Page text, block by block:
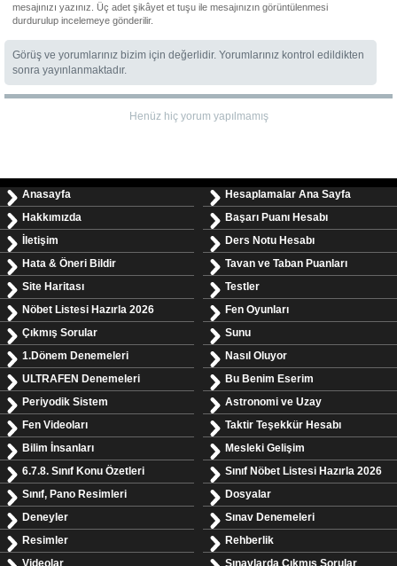
mesajınızı yazınız. Üç adet şikâyet et tuşu ile mesajınızın görüntülenmesi
durdurulup incelemeye gönderilir.
Görüş ve yorumlarınız bizim için değerlidir. Yorumlarınız kontrol edildikten
sonra yayınlanmaktadır.
Henüz hiç yorum yapılmamış
Anasayfa
Hakkımızda
İletişim
Hata & Öneri Bildir
Site Haritası
Nöbet Listesi Hazırla 2026
Çıkmış Sorular
1.Dönem Denemeleri
ULTRAFEN Denemeleri
Periyodik Sistem
Fen Videoları
Bilim İnsanları
6.7.8. Sınıf Konu Özetleri
Sınıf, Pano Resimleri
Deneyler
Resimler
Hesaplamalar Ana Sayfa
Başarı Puanı Hesabı
Ders Notu Hesabı
Tavan ve Taban Puanları
Testler
Fen Oyunları
Sunu
Nasıl Oluyor
Bu Benim Eserim
Astronomi ve Uzay
Taktir Teşekkür Hesabı
Mesleki Gelişim
Sınıf Nöbet Listesi Hazırla 2026
Dosyalar
Sınav Denemeleri
Rehberlik